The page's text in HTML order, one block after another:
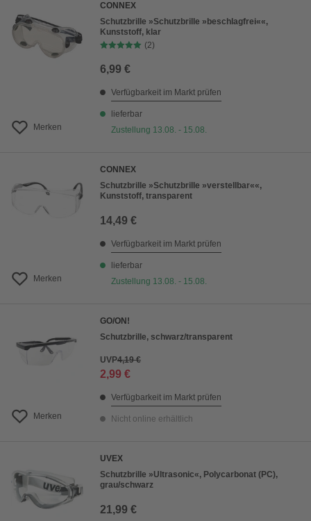
Preis aufsteigend
Preis absteigend
Merken
CONNEX
Schutzbrille »Schutzbrille »beschlagfrei««,
Kunststoff, klar
(2)
6,99 €
Verfügbarkeit im Markt prüfen
lieferbar
Zustellung 13.08. - 15.08.
Merken
CONNEX
Schutzbrille »Schutzbrille »verstellbar««,
Kunststoff, transparent
14,49 €
Verfügbarkeit im Markt prüfen
lieferbar
Zustellung 13.08. - 15.08.
Merken
GO/ON!
Schutzbrille, schwarz/transparent
UVP4,19 €
2,99 €
Verfügbarkeit im Markt prüfen
Nicht online erhältlich
UVEX
Schutzbrille »Ultrasonic«, Polycarbonat (PC),
grau/schwarz
21,99 €